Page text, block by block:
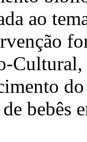
ao
Cultural,
bebês